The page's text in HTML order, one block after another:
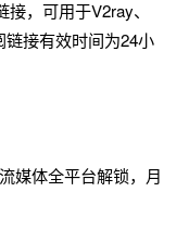
，可用于V2ray、
接有效时间为24小
媒体全平台解锁，月